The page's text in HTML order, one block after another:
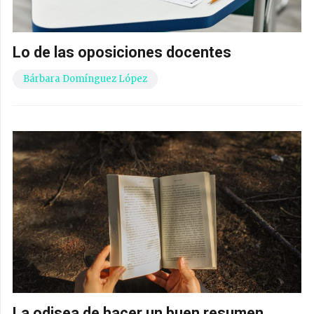
Lo de las oposiciones docentes
Bárbara Domínguez López